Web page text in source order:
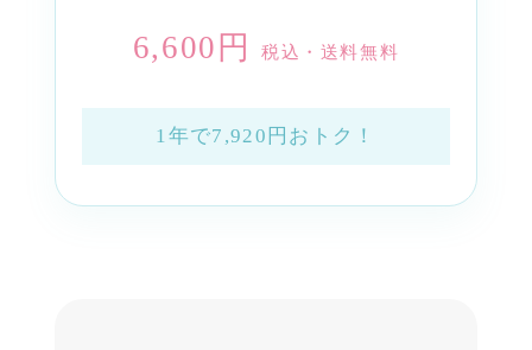
6,600円 税込・送料無料
1年で7,920円おトク！